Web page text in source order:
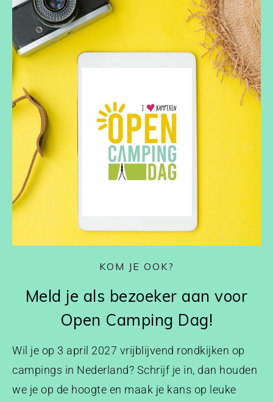
KOM JE OOK?
Meld je als bezoeker aan voor
Open Camping Dag!
Wil je op 3 april 2027 vrijblijvend rondkijken op
campings in Nederland? Schrijf je in, dan houden
we je op de hoogte en maak je kans op leuke